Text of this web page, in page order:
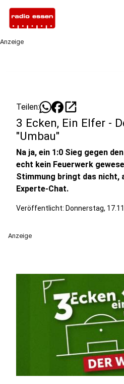
Anzeige
Teilen: open_in_new
3 Ecken, Ein Elfer -
"Umbau"
Na ja, ein 1:0 Sieg gegen
echt kein Feuerwerk
Stimmung bringt das nicht,
Experte-Chat.
Veröffentlicht: Donnerstag,
Anzeige